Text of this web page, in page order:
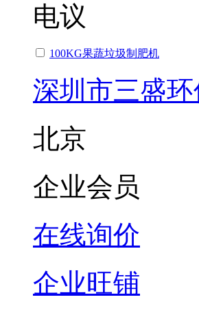
电议
100KG果蔬垃圾制肥机
深圳市三盛
北京
企业会员
在线询价
企业旺铺